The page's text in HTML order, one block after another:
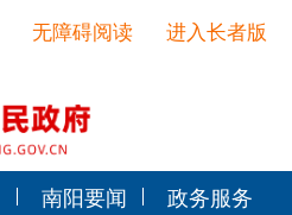
进入长者版
无障碍阅读
南阳要闻
政务服务